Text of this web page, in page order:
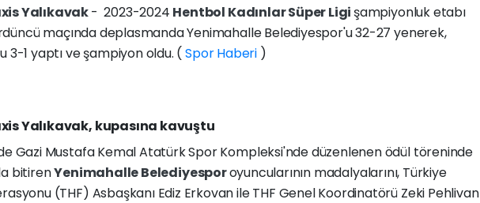
Yalıkavak- 2023-2024 Hentbol Kadınlar Süper Ligi şampiyonluk etabı
maçında deplasmanda Yenimahalle Belediyespor'u 32-27 yenerek,
3-1 yaptı ve şampiyon oldu. (Spor Haberi)
Yalıkavak, kupasına kavuştu
Gazi Mustafa Kemal Atatürk Spor Kompleksi'nde düzenlenen ödül töreninde
bitirenYenimahalle Belediyesporoyuncularının madalyalarını, Türkiye
(THF) Asbaşkanı Ediz Erkovan ile THF Genel Koordinatörü Zeki Pehlivan